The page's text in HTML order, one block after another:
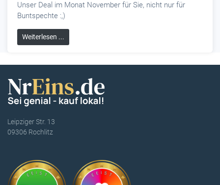
Unser Deal im Monat November für Sie, nicht nur für
Buntspechte :,)
Weiterlesen ...
Leipziger Str. 13
09306 Rochlitz